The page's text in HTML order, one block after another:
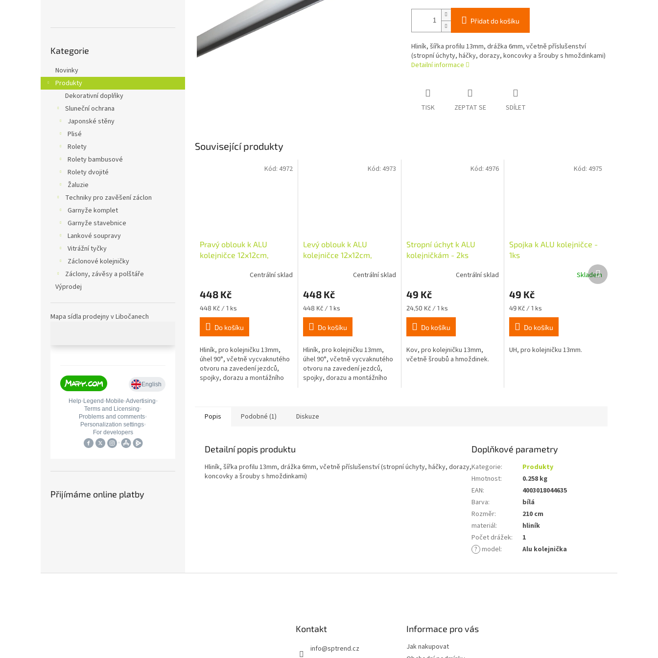
kategorie
Kategorie
Novinky
Produkty
Dekorativní doplňky
Sluneční ochrana
Japonské stěny
Plisé
Rolety
Rolety bambusové
Rolety dvojité
Žaluzie
Techniky pro zavěšení záclon
Garnyže komplet
Garnyže stavebnice
Lankové soupravy
Vitrážní tyčky
Záclonové kolejničky
Záclony, závěsy a polštáře
Výprodej
Mapa sídla prodejny v Libočanech
Přijímáme online platby
Přidat do košíku
Hliník, šířka profilu 13mm, drážka 6mm, včetně příslušenství
(stropní úchyty, háčky, dorazy, koncovky a šrouby s hmoždinkami)
Detailní informace
TISK ZEPTAT SE SDÍLET
Související produkty
Pravý oblouk k ALU
kolejničce 12x12cm,
Centrální sklad
448 Kč
Měrná
cena:
448 Kč / 1 ks
Do košíku
Hliník, pro kolejničku 13mm,
úhel 90°, včetně vycvaknutého
otvoru na zavedení jezdců,
spojky, dorazu a montážního
Kód: 4972
Levý oblouk k ALU
kolejničce 12x12cm,
Centrální sklad
448 Kč
Měrná
cena:
448 Kč / 1 ks
Do košíku
Hliník, pro kolejničku 13mm,
úhel 90°, včetně vycvaknutého
otvoru na zavedení jezdců,
spojky, dorazu a montážního
Kód: 4973
Stropní úchyt k ALU
kolejničkám - 2ks
Centrální sklad
49 Kč
Měrná
cena:
24,50 Kč / 1 ks
Do košíku
Kov, pro kolejničku 13mm,
včetně šroubů a hmoždinek.
Kód: 4976
Spojka k ALU kolejničce -
1ks
Skladem
49 Kč
Měrná
cena:
49 Kč / 1 ks
Do košíku
UH, pro kolejničku 13mm.
Kód: 4975
Další
produkt
Popis Podobné (1) Diskuze
Detailní popis produktu
Hliník, šířka profilu 13mm, drážka 6mm, včetně příslušenství (stropní úchyty, háčky, dorazy,
koncovky a šrouby s hmoždinkami)
Doplňkové parametry
Kategorie:
Produkty
Hmotnost:
0.258 kg
EAN:
4003018044635
Barva:
bílá
Rozměr:
210 cm
materiál:
hliník
Počet drážek:
1
? model: Alu kolejnička
Kontakt
info@sptrend.cz
Informace pro vás
Jak nakupovat